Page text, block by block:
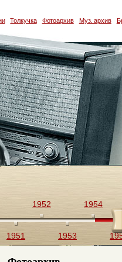
Толкучка Фотоархив Муз. архив
1951
1952
1953
1954